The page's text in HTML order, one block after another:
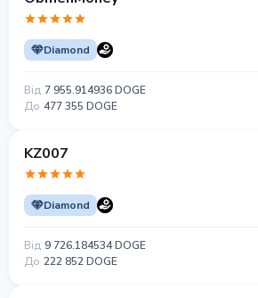
Diamond
Від 7 955.914936 DOGE
До 477 355 DOGE
KZ007
Diamond
Від 9 726.184534 DOGE
До 222 852 DOGE